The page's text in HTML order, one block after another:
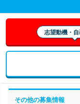
志望動機・
その他の募集情報